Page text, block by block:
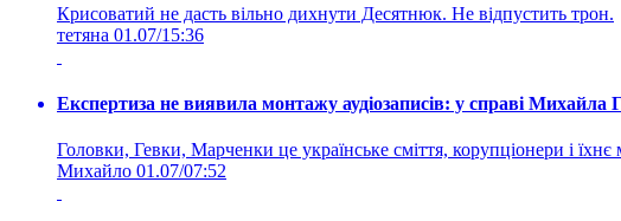
Крисоватий не дасть вільно дихнути Десятнюк. Не відпустить трон.
тетяна 01.07/15:36
Експертиза не виявила монтажу аудіозаписів: у справі
Головки, Гевки, Марченки це українське сміття, корупціонери і їхнє
Михайло 01.07/07:52